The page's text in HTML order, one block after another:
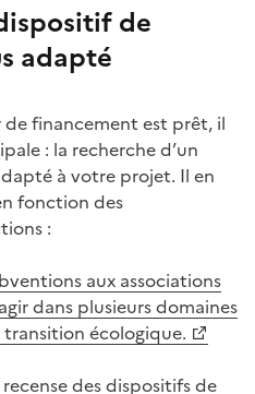
de
adapté
financement est prêt, il
: la recherche d’un
à votre projet. Il en
fonction des
:
aux associations
dans plusieurs domaines
écologique.
des dispositifs de